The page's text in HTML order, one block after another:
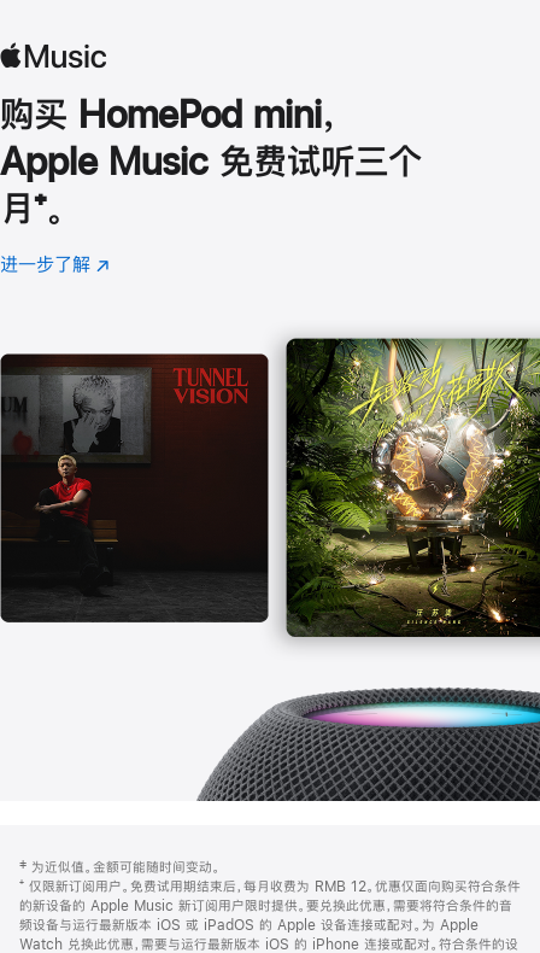
购买 HomePod mini，
Apple Music 免费试听三个
月 脚
注
⁺。
进一步了解 Apple
(在
口
中
打
开)
页
页
脚
注
‡ 为近似值。金额可能随时间变动。
⁺ 仅限新订阅用户。免费试用期结束后，每月收费为 RMB 12。优惠仅面向购买符合条件
的新设备的 Apple Music 新订阅用户限时提供。要兑换此优惠，需要将符合条件的音
频设备与运行最新版本 iOS 或 iPadOS 的 Apple 设备连接或配对。为 Apple
Watch 兑换此优惠，需要与运行最新版本 iOS 的 iPhone 连接或配对。符合条件的设